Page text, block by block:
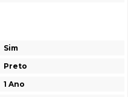
Sim
Preto
1 Ano